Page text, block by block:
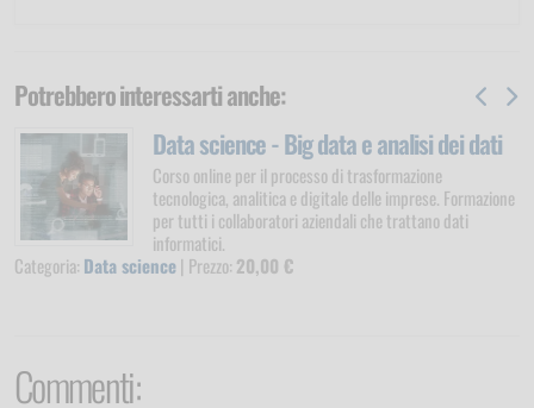
Potrebbero interessarti anche:
dati
Formazione
Lavoratori - Formazione
rischio - Lo stress da pandemia
Corso online di formazione sui rischi specifici
lavoratori che si trovano a gestire situazioni
Categoria:Lavoratori| Prezzo:
Commenti: